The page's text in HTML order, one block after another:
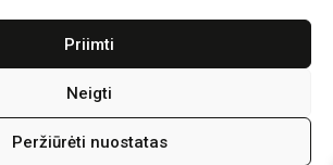
Priimti
Neigti
Peržiūrėti nuostatas
sprendimai.
kiemo charakterį